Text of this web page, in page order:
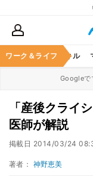
ワーク＆ライフ
ア ビジネススキル
Googleで
「産後クライ
医師が解説
掲載日 2014/03/24
著者： 神野恵美